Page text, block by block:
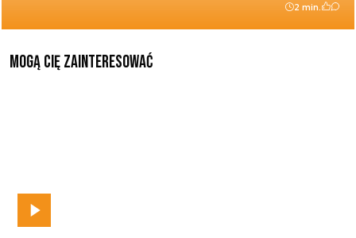
2 min.
Mogą Cię zainteresować